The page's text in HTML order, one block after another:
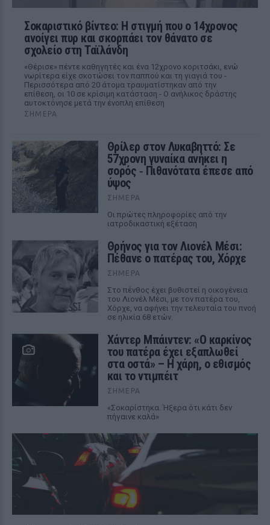
Σοκαριστικό βίντεο: Η στιγμή που ο 14χρονος
ανοίγει πυρ και σκορπάει τον θάνατο σε
σχολείο στη Ταϊλάνδη
«Θέρισε» πέντε καθηγητές και ένα 12χρονο κοριτσάκι, ενώ
νωρίτερα είχε σκοτώσει τον παππού και τη γιαγιά του -
Περισσότερα από 20 άτομα τραυματίστηκαν από την
επίθεση, οι 10 σε κρίσιμη κατάσταση - Ο ανήλικος δράστης
αυτοκτόνησε μετά την ένοπλη επίθεση
ΣΉΜΕΡΑ
Θρίλερ στον Λυκαβηττό: Σε
57χρονη γυναίκα ανήκει η
σορός ‑ Πιθανότατα έπεσε από
ύψος
ΣΉΜΕΡΑ
Οι πρώτες πληροφορίες από την
ιατροδικαστική εξέταση
Θρήνος για τον Λιονέλ Μέσι:
Πέθανε ο πατέρας του, Χόρχε
ΣΉΜΕΡΑ
Στο πένθος έχει βυθιστεί η οικογένεια
του Λιονέλ Μέσι, με τον πατέρα του,
Χόρχε, να αφήνει την τελευταία του πνοή
σε ηλικία 68 ετών.
Χάντερ Μπάιντεν: «Ο καρκίνος
του πατέρα έχει εξαπλωθεί
στα οστά» – Η χάρη, ο εθισμός
και το ντιμπέιτ
ΣΉΜΕΡΑ
«Σοκαρίστηκα. Ήξερα ότι κάτι δεν
πήγαινε καλά»